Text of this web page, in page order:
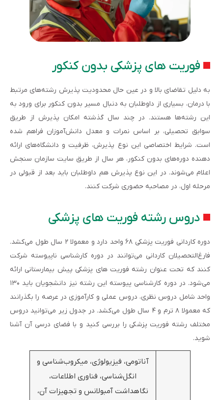
فوریت های پزشکی بدون کنکور
به دلیل تقاضای بالا و در عین حال محدودیت پذیرش رشته‌های مرتبط
با درمان، بسیاری از داوطلبان به دنبال مسیر بدون کنکور برای ورود به
این رشته‌ها هستند. در چند سال گذشته امکان پذیرش از طریق
سوابق تحصیلی، بر اساس نمرات و معدل دانش‌آموزان فراهم شده
است. شرایط اختصاصی این نوع پذیرش، ظرفیت و دانشگاه‌های ارائه
دهنده دوره‌های بدون کنکور، هر سال از طریق سایت سازمان سنجش
اعلام می‌شوند. در این نوع پذیرش هم داوطلبان باید بعد از قبولی در
مرحله اول، در مصاحبه حضوری شرکت کنند.
دروس رشته فوریت های پزشکی
دوره کاردانی فوریت پزشکی ۶۸ واحد دارد و معمولا ۲ سال طول می‌کشد.
فارغ‌التحصیلان کاردانی می‌توانند در دوره کارشناسی ناپیوسته شرکت
کنند که تحت عنوان رشته فوریت های پزشکی پیش بیمارستانی ارائه
می‌شود. در دوره کارشناسی پیوسته این رشته نیز دانشجویان باید ۱۳۰
واحد شامل دروس نظری، دروس عملی و کارآموزی در عرصه را بگذرانند
که معمولا ۸ ترم و ۴ سال طول می‌کشد. در جدول زیر می‌توانید دروس
مختلف رشته فوریت پزشکی را بررسی کنید و با فضای درسی آن آشنا
شوید.
آناتومی، فیزیولوژی، میکروب‌شناسی و
انگل‌شناسی، فناوری اطلاعات،
نگاهداشت آمبولانس و تجهیزات آن،